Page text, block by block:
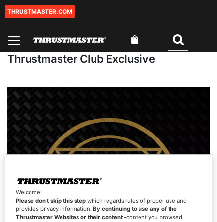
Ga
inhoud
THRUSTMASTER.COM
Thrustmaster Club Exclusive
Welcome!
Please don’t skip this step which regards rules of proper use and
provides privacy information.By continuing to use any of the
Thrustmaster Websites or their content -content you browsed,